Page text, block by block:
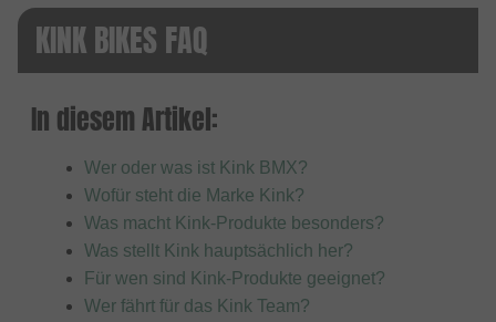
KINK BIKES FAQ
In diesem Artikel:
Wer oder was ist Kink BMX?
Wofür steht die Marke Kink?
Was macht Kink-Produkte besonders?
Was stellt Kink hauptsächlich her?
Für wen sind Kink-Produkte geeignet?
Wer fährt für das Kink Team?